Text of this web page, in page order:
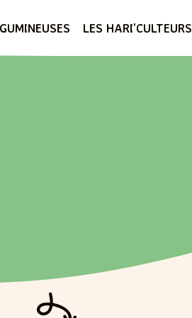
LES HARI’CULTEURS